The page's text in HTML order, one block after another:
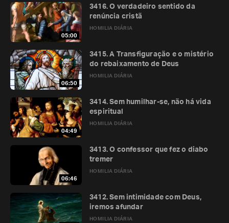
05:00
HOMILIA DIÁRIA
3416. O verdadeiro sentido da
renúncia cristã
06:50
HOMILIA DIÁRIA
3415. A Transfiguração e o mistério
do rebaixamento de Deus
04:49
HOMILIA DIÁRIA
3414. Sem humilhar-se, não há vida
espiritual
06:46
HOMILIA DIÁRIA
3413. O confessor que fez o diabo
tremer
HOMILIA DIÁRIA
3412. Sem intimidade com Deus,
iremos afundar